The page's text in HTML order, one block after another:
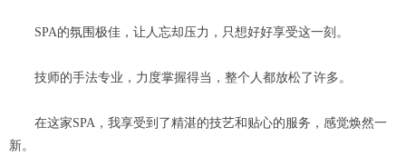
SPA的氛围极佳，让人忘却压力，只想好好享受这一刻。
技师的手法专业，力度掌握得当，整个人都放松了许多。
在这家SPA，我享受到了精湛的技艺和贴心的服务，感觉焕然一
新。